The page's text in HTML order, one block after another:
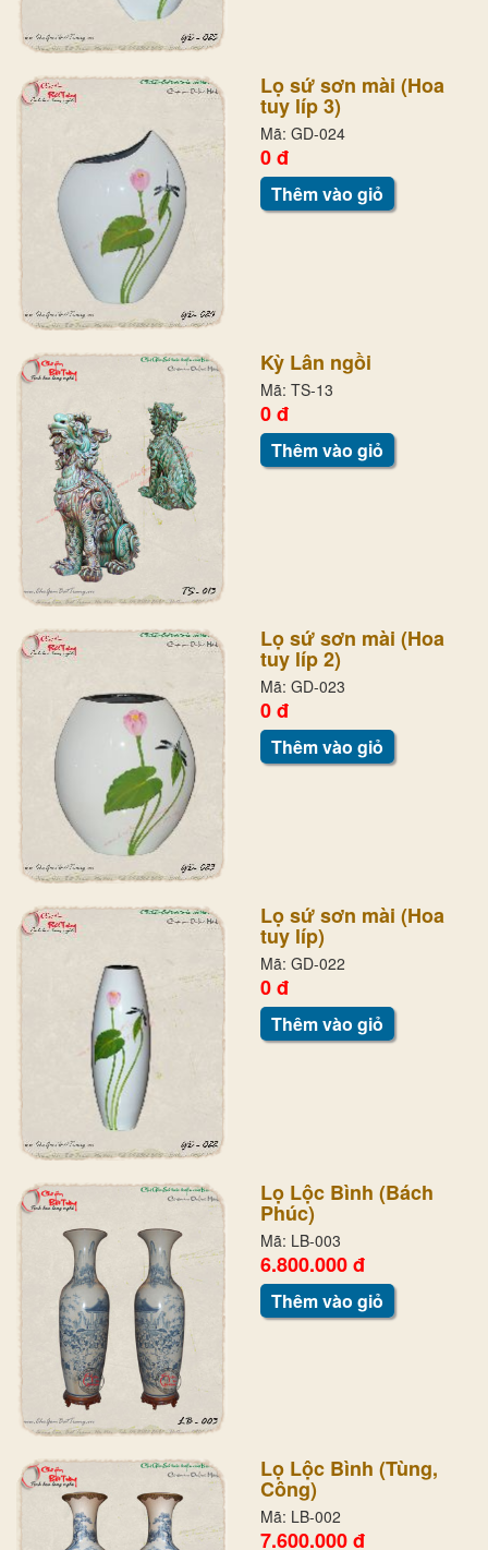
Lọ sứ sơn mài (Hoa
tuy líp 3)
Mã: GD-024
0 đ
Thêm vào giỏ
Kỳ Lân ngồi
Mã: TS-13
0 đ
Thêm vào giỏ
Lọ sứ sơn mài (Hoa
tuy líp 2)
Mã: GD-023
0 đ
Thêm vào giỏ
Lọ sứ sơn mài (Hoa
tuy líp)
Mã: GD-022
0 đ
Thêm vào giỏ
Lọ Lộc Bình (Bách
Phúc)
Mã: LB-003
6.800.000 đ
Thêm vào giỏ
Lọ Lộc Bình (Tùng,
Công)
Mã: LB-002
7.600.000 đ